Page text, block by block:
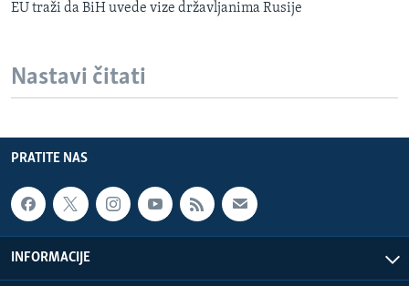
EU traži da BiH uvede vize državljanima Rusije
Nastavi čitati
PRATITE NAS
INFORMACIJE